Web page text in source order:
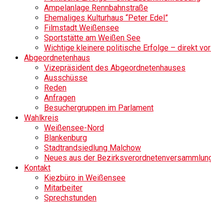
Ampelanlage Rennbahnstraße
Ehemaliges Kulturhaus “Peter Edel”
Filmstadt Weißensee
Sportstätte am Weißen See
Wichtige kleinere politische Erfolge – direkt
Abgeordnetenhaus
Vizepräsident des Abgeordnetenhauses
Ausschüsse
Reden
Anfragen
Besuchergruppen im Parlament
Wahlkreis
Weißensee-Nord
Blankenburg
Stadtrandsiedlung Malchow
Neues aus der
Kontakt
Kiezbüro in Weißensee
Mitarbeiter
Sprechstunden